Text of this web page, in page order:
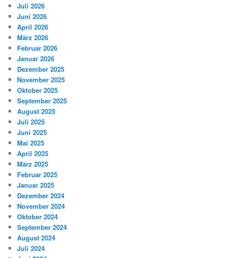
Juli 2026
Juni 2026
April 2026
März 2026
Februar 2026
Januar 2026
Dezember 2025
November 2025
Oktober 2025
September 2025
August 2025
Juli 2025
Juni 2025
Mai 2025
April 2025
März 2025
Februar 2025
Januar 2025
Dezember 2024
November 2024
Oktober 2024
September 2024
August 2024
Juli 2024